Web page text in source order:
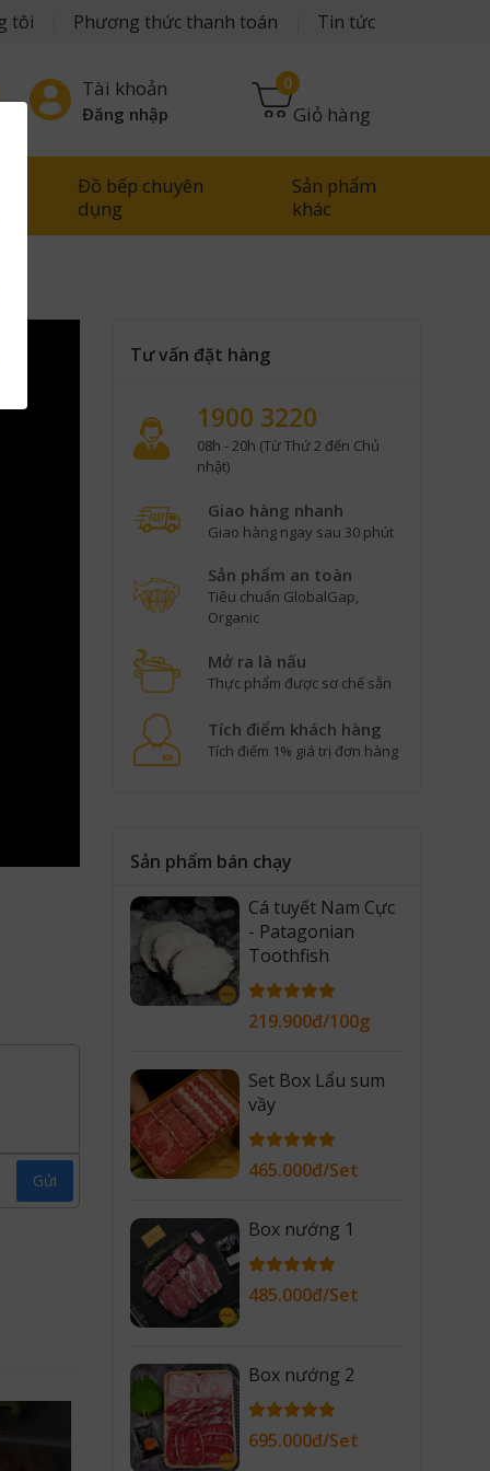
tôi Phương thức thanh toán Tin tức
Tài khoản
Đăng nhập Giỏ hàng
0
Đồ bếp chuyên
dụng
Sản phẩm
khác
Gửi
Tư vấn đặt hàng
1900 3220
08h - 20h (Từ Thứ 2 đến Chủ
nhật)
Giao hàng nhanh
Giao hàng ngay sau 30 phút
Sản phẩm an toàn
Tiêu chuẩn GlobalGap,
Organic
Mở ra là nấu
Thực phẩm được sơ chế sẵn
Tích điểm khách hàng
Tích điểm 1% giá trị đơn hàng
Sản phẩm bán chạy
Cá tuyết Nam Cực
- Patagonian
Toothfish
219.900đ/100g
Set Box Lẩu sum
vầy
465.000đ/Set
Box nướng 1
485.000đ/Set
Box nướng 2
695.000đ/Set